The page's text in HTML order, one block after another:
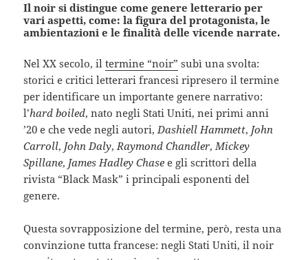
Il noir si distingue come genere letterario per
vari aspetti, come: la figura del protagonista, le
ambientazioni e le finalità delle vicende narrate.
Nel XX secolo, iltermine “noir” subì una svolta:
storici e critici letterari francesi ripresero il termine
per identificare un importante genere narrativo:
l’hard boiled, nato negli Stati Uniti, nei primi anni
’20 e che vede negli autori,Dashiell Hammett, John
Carroll, John Daly,Raymond Chandler,Mickey
Spillane, James Hadley Chase e gli scrittori della
rivista “Black Mask” i principali esponenti del
genere.
Questa sovrapposizione del termine, però, resta una
convinzione tutta francese: negli Stati Uniti, il noir